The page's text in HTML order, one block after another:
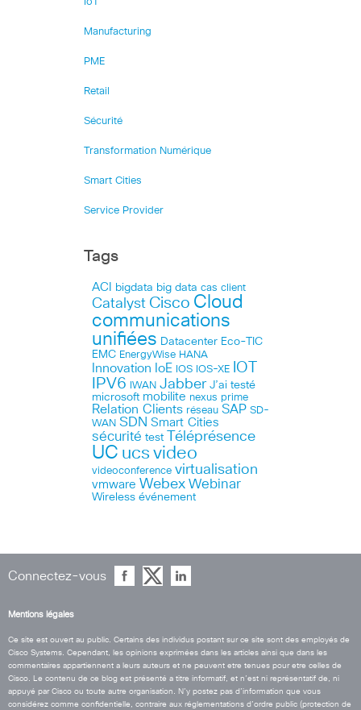
Manufacturing
PME
Retail
Sécurité
Transformation Numérique
Smart Cities
Service Provider
Tags
ACI bigdata big data cas client
Catalyst Cisco Cloud
communications
unifiées Datacenter Eco-TIC
EMC EnergyWise HANA
Innovation IoE IOS IOS-XE IOT
IPV6 IWAN Jabber J’ai testé
microsoft mobilite nexus prime
Relation Clients réseau SAP SD-
WAN SDN Smart Cities
sécurité test Téléprésence
UC ucs video
videoconference virtualisation
vmware Webex Webinar
Wireless événement
Connectez-vous
Mentions légales
Ce site est ouvert au public. Certains des individus postant sur ce site sont des employés de
Cisco Systems. Cependant, les opinions exprimées dans les articles ainsi que dans les
commentaires appartiennent a leurs auteurs et ne peuvent etre tenues pour etre celles de
Cisco. Le contenu de ce blog est présenté a titre informatif, et n’est ni représentatif de, ni
appuyé par Cisco ou toute autre organisation. N’y postez pas d’information que vous
considérez comme confidentielle, contraire aux réglementations d’ordre public (protection de